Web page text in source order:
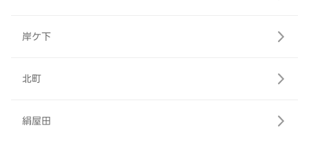
岸ケ下
北町
絹屋田